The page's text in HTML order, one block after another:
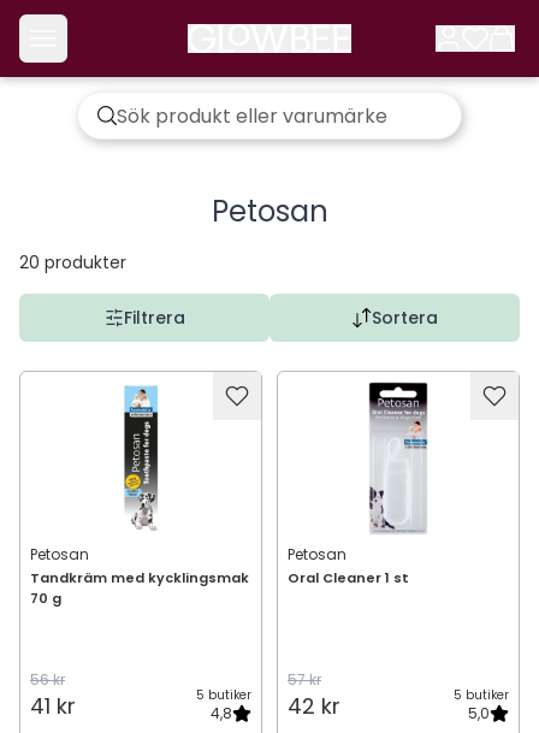
Petosan
20 produkter
Filtrera Sortera
Petosan
Tandkräm med kycklingsmak
70 g
56 kr
41 kr 5 butiker
4,8
Petosan
Oral Cleaner 1 st
57 kr
42 kr 5 butiker
5,0